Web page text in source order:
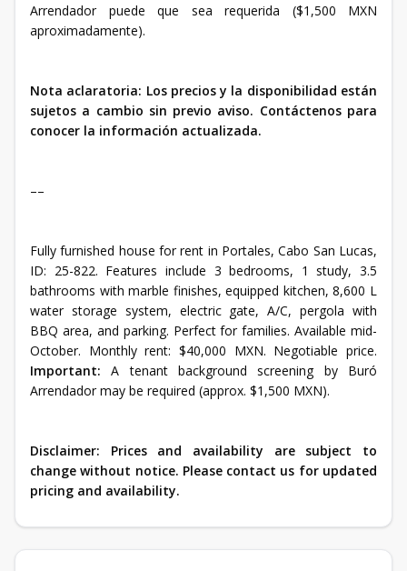
Arrendador puede que sea requerida ($1,500 MXN
aproximadamente).
Nota aclaratoria: Los precios y la disponibilidad están
sujetos a cambio sin previo aviso. Contáctenos para
conocer la información actualizada.
––
Fully furnished house for rent in Portales, Cabo San Lucas,
ID: 25-822. Features include 3 bedrooms, 1 study, 3.5
bathrooms with marble finishes, equipped kitchen, 8,600 L
water storage system, electric gate, A/C, pergola with
BBQ area, and parking. Perfect for families. Available mid-
October. Monthly rent: $40,000 MXN. Negotiable price.
Important:A tenant background screening by Buró
Arrendador may be required (approx. $1,500 MXN).
Disclaimer: Prices and availability are subject to
change without notice. Please contact us for updated
pricing and availability.